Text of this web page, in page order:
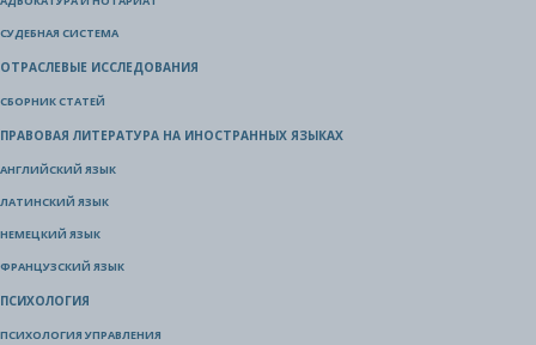
СУДЕБНАЯ СИСТЕМА
ОТРАСЛЕВЫЕ ИССЛЕДОВАНИЯ
СБОРНИК СТАТЕЙ
ПРАВОВАЯ ЛИТЕРАТУРА НА ИНОСТРАННЫХ ЯЗЫКАХ
АНГЛИЙСКИЙ ЯЗЫК
ЛАТИНСКИЙ ЯЗЫК
НЕМЕЦКИЙ ЯЗЫК
ФРАНЦУЗСКИЙ ЯЗЫК
ПСИХОЛОГИЯ
ПСИХОЛОГИЯ УПРАВЛЕНИЯ